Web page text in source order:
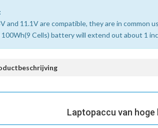
and 11.1V are compatible, they are in common
100Wh(9 Cells) battery will extend out about 1
Laptopaccu van hoge